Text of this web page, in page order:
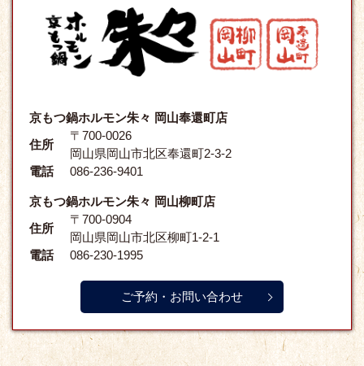
京もつ鍋ホルモン朱々 岡山奉還町店
住所
〒700-0026
岡山県岡山市北区奉還町2-3-2
電話
086-236-9401
京もつ鍋ホルモン朱々 岡山柳町店
住所
〒700-0904
岡山県岡山市北区柳町1-2-1
電話
086-230-1995
ご予約・お問い合わせ